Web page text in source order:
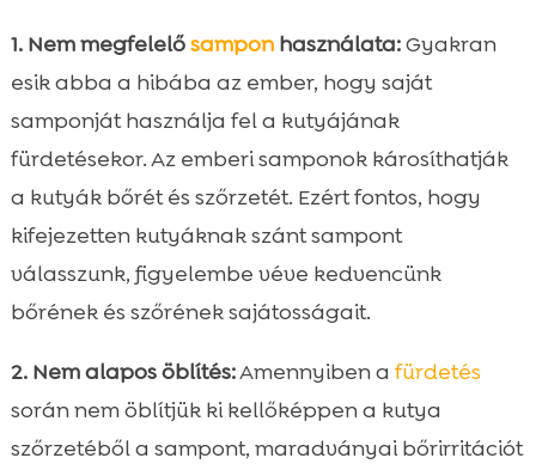
1. Nem megfelelősamponhasználata:Gyakran
esik abba a hibába az ember, hogy saját
samponját használja fel a kutyájának
fürdetésekor. Az emberi samponok károsíthatják
a kutyák bőrét és szőrzetét. Ezért fontos, hogy
kifejezetten kutyáknak szánt sampont
válasszunk, figyelembe véve kedvencünk
bőrének és szőrének sajátosságait.
2. Nem alapos öblítés:Amennyiben a fürdetés
során nem öblítjük ki kellőképpen a kutya
szőrzetéből a sampont, maradványai bőrirritációt